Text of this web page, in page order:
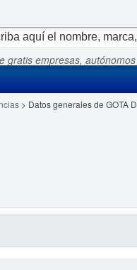
gratis empresas,
> Datos generales de GOTA